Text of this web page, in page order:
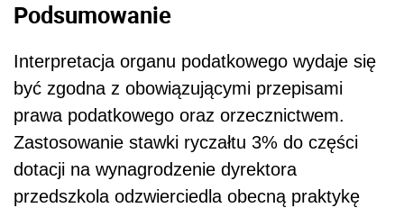
Podsumowanie
Interpretacja organu podatkowego wydaje się
być zgodna z obowiązującymi przepisami
prawa podatkowego oraz orzecznictwem.
Zastosowanie stawki ryczałtu 3% do części
dotacji na wynagrodzenie dyrektora
przedszkola odzwierciedla obecną praktykę